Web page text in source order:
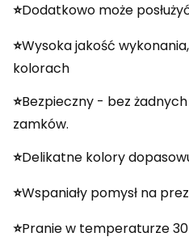
⭐️Dodatkowo może
⭐️Wysoka jakość
kolorach
⭐️Bezpieczny - bez
zamków.
⭐️Delikatne kolory
⭐️Wspaniały pomysł na
⭐️Pranie w temperaturze